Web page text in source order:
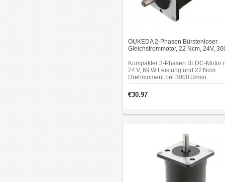
OUKEDA 2-Phasen Bürstenloser
Gleichstrommotor, 22 Ncm, 24V,
Kompakter 3-Phasen BLDC-Motor
24 V, 69 W Leistung und 22 Ncm
Drehmoment bei 3000 U/min.
Ø8 mm – geeignet für
mit begrenztem Bauraum.
€30.97